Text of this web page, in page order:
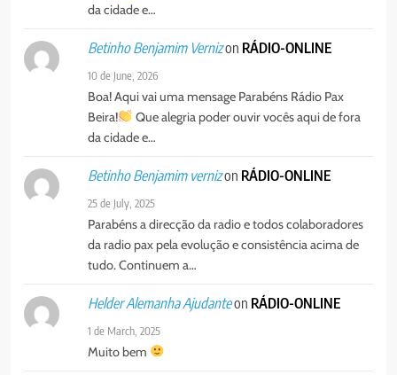
da cidade e…
Betinho Benjamim Vernizon RÁDIO-ONLINE
10 de June, 2026
Boa! Aqui vai uma mensage Parabéns Rádio Pax
Beira!
Que alegria poder ouvir vocês aqui de fora
da cidade e…
Betinho Benjamim vernizon RÁDIO-ONLINE
25 de July, 2025
Parabéns a direcção da radio e todos colaboradores
da radio pax pela evolução e consistência acima de
tudo. Continuem a…
Helder Alemanha Ajudanteon RÁDIO-ONLINE
1 de March, 2025
Muito bem